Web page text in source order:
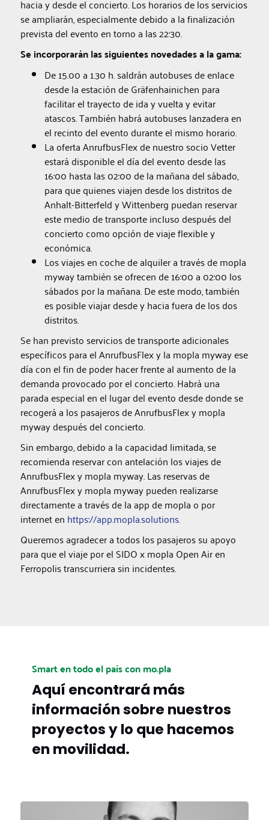
hacia y desde el concierto. Los horarios de los servicios
se ampliarán, especialmente debido a la finalización
prevista del evento en torno a las 22:30.
Se incorporarán las siguientes novedades a la gama:
De 15.00 a 1.30 h. saldrán autobuses de enlace
desde la estación de Gräfenhainichen para
facilitar el trayecto de ida y vuelta y evitar
atascos. También habrá autobuses lanzadera en
el recinto del evento durante el mismo horario.
La oferta AnrufbusFlex de nuestro socio Vetter
estará disponible el día del evento desde las
16:00 hasta las 02:00 de la mañana del sábado,
para que quienes viajen desde los distritos de
Anhalt-Bitterfeld y Wittenberg puedan reservar
este medio de transporte incluso después del
concierto como opción de viaje flexible y
económica.
Los viajes en coche de alquiler a través de mopla
myway también se ofrecen de 16:00 a 02:00 los
sábados por la mañana. De este modo, también
es posible viajar desde y hacia fuera de los dos
distritos.
Se han previsto servicios de transporte adicionales
específicos para el AnrufbusFlex y la mopla myway ese
día con el fin de poder hacer frente al aumento de la
demanda provocado por el concierto. Habrá una
parada especial en el lugar del evento desde donde se
recogerá a los pasajeros de AnrufbusFlex y mopla
myway después del concierto.
Sin embargo, debido a la capacidad limitada, se
recomienda reservar con antelación los viajes de
AnrufbusFlex y mopla myway. Las reservas de
AnrufbusFlex y mopla myway pueden realizarse
directamente a través de la app de mopla o por
internet en https://app.mopla.solutions.
Queremos agradecer a todos los pasajeros su apoyo
para que el viaje por el SIDO x mopla Open Air en
Ferropolis transcurriera sin incidentes.
Smart en todo el país con mo.pla
Aquí encontrará más
información sobre nuestros
proyectos y lo que hacemos
en movilidad.